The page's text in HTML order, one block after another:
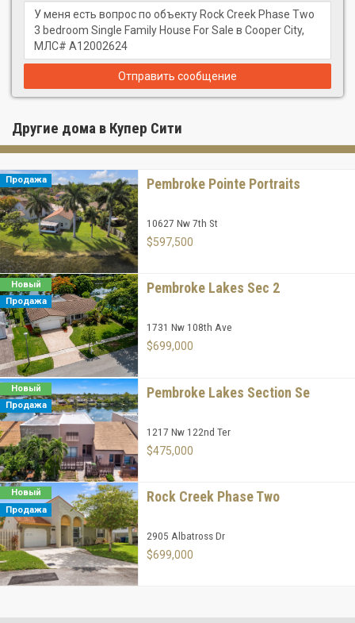
Отправить сообщение
Другие дома в Купер Сити
Продажа Pembroke Pointe Portraits
10627 Nw 7th St
$597,500
Новый
Продажа
Pembroke Lakes Sec 2
1731 Nw 108th Ave
$699,000
Новый
Продажа
Pembroke Lakes Section Se
1217 Nw 122nd Ter
$475,000
Новый
Продажа
Rock Creek Phase Two
2905 Albatross Dr
$699,000